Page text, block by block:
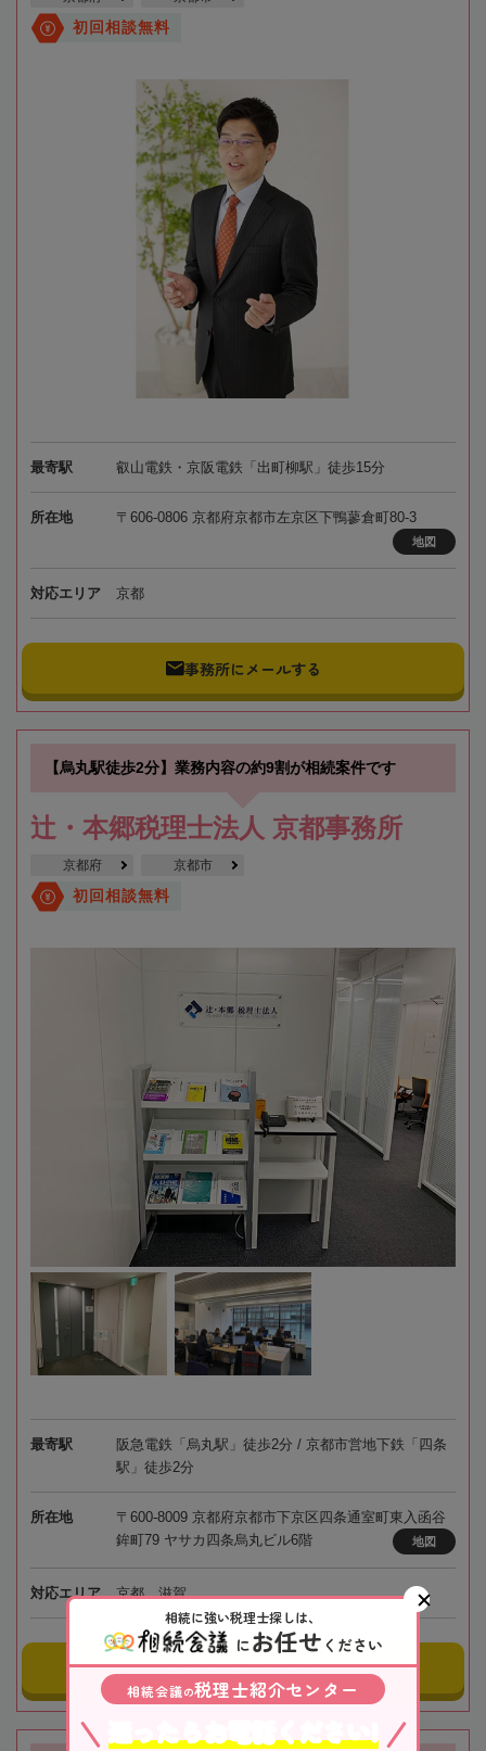
初回相談無料
最寄駅 叡山電鉄・京阪電鉄「出町柳駅」徒歩15分
所在地 〒606-0806 京都府京都市左京区下鴨蓼倉町80-3
地図
対応エリア 京都
事務所にメールする
【烏丸駅徒歩2分】業務内容の約9割が相続案件です
辻・本郷税理士法人 京都事務所
京都府 京都市
初回相談無料
最寄駅
阪急電鉄「烏丸駅」徒歩2分 / 京都市営地下鉄「四条
駅」徒歩2分
所在地
〒600-8009 京都府京都市下京区四条通室町東入函谷
鉾町79 ヤサカ四条烏丸ビル6階
地図
対応エリア 京都、滋賀
事務所にメールする
相続に強い税理士探しは、
にお任せ ください
相続会議の税理士紹介センター